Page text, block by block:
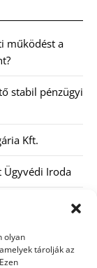
olyan
tárolják az
működést a
stabil pénzügyi
Kft.
Ügyvédi Iroda
lassításáról és